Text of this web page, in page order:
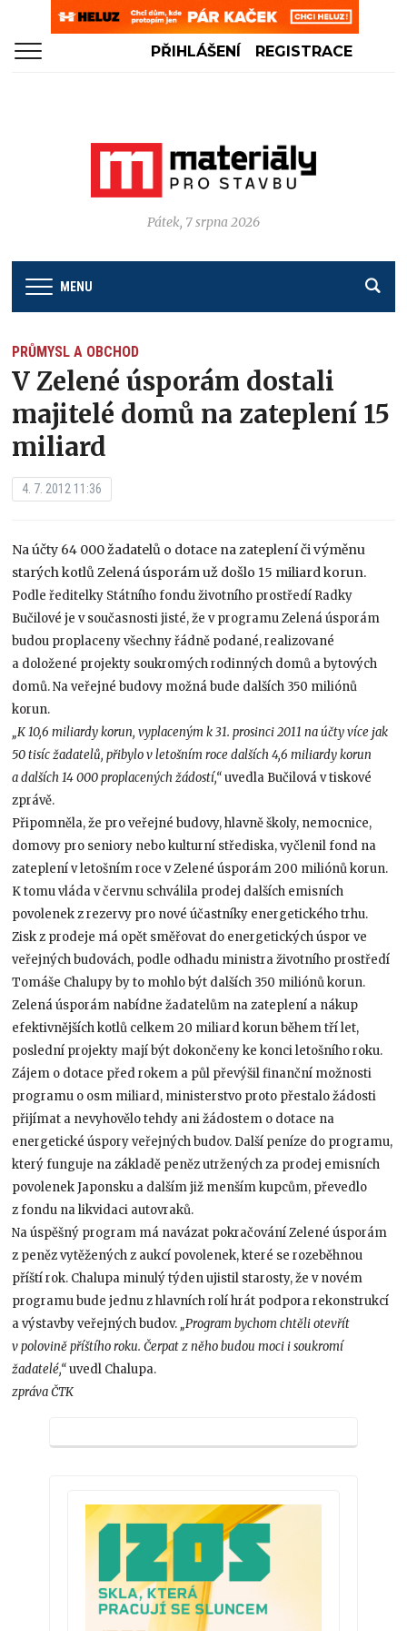
PŘIHLÁŠENÍ REGISTRACE
Pátek, 7 srpna 2026
MENU
PRŮMYSL A OBCHOD
V Zelené úsporám dostali
majitelé domů na zateplení 15
miliard
4. 7. 2012 11:36
Na účty 64 000 žadatelů o dotace na zateplení či výměnu
starých kotlů Zelená úsporám už došlo 15 miliard korun.
Podle ředitelky Státního fondu životního prostředí Radky
Bučilové je v současnosti jisté, že v programu Zelená úsporám
budou proplaceny všechny řádně podané, realizované
a doložené projekty soukromých rodinných domů a bytových
domů. Na veřejné budovy možná bude dalších 350 miliónů
korun.
„K 10,6 miliardy korun, vyplaceným k 31. prosinci 2011 na účty více jak
50 tisíc žadatelů, přibylo v letošním roce dalších 4,6 miliardy korun
a dalších 14 000 proplacených žádostí,“uvedla Bučilová v tiskové
zprávě.
Připomněla, že pro veřejné budovy, hlavně školy, nemocnice,
domovy pro seniory nebo kulturní střediska, vyčlenil fond na
zateplení v letošním roce v Zelené úsporám 200 miliónů korun.
K tomu vláda v červnu schválila prodej dalších emisních
povolenek z rezervy pro nové účastníky energetického trhu.
Zisk z prodeje má opět směřovat do energetických úspor ve
veřejných budovách, podle odhadu ministra životního prostředí
Tomáše Chalupy by to mohlo být dalších 350 miliónů korun.
Zelená úsporám nabídne žadatelům na zateplení a nákup
efektivnějších kotlů celkem 20 miliard korun během tří let,
poslední projekty mají být dokončeny ke konci letošního roku.
Zájem o dotace před rokem a půl převýšil finanční možnosti
programu o osm miliard, ministerstvo proto přestalo žádosti
přijímat a nevyhovělo tehdy ani žádostem o dotace na
energetické úspory veřejných budov. Další peníze do programu,
který funguje na základě peněz utržených za prodej emisních
povolenek Japonsku a dalším již menším kupcům, převedlo
z fondu na likvidaci autovraků.
Na úspěšný program má navázat pokračování Zelené úsporám
z peněz vytěžených z aukcí povolenek, které se rozeběhnou
příští rok. Chalupa minulý týden ujistil starosty, že v novém
programu bude jednu z hlavních rolí hrát podpora rekonstrukcí
a výstavby veřejných budov.„Program bychom chtěli otevřít
v polovině příštího roku. Čerpat z něho budou moci i soukromí
žadatelé,“uvedl Chalupa.
zpráva ČTK